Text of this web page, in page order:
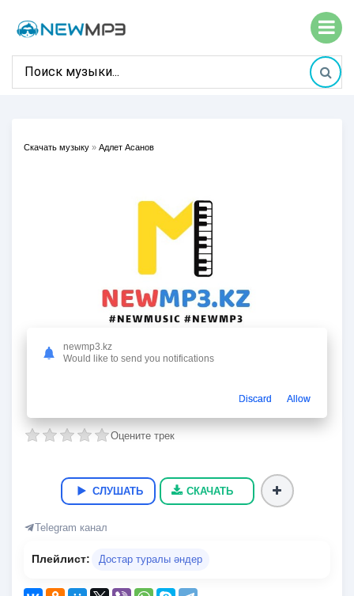
Скачать музыку » Адлет Асанов
Уйленди досым
31.10.2025 15
Оцените трек
СЛУШАТЬ СКАЧАТЬ
Telegram канал
Плейлист: Достар туралы әндер
newmp3.kz
Would like to send you notifications
Discard Allow